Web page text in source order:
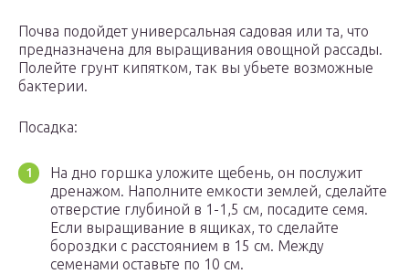
Почва подойдет универсальная садовая или та, что
предназначена для выращивания овощной рассады.
Полейте грунт кипятком, так вы убьете возможные
бактерии.
Посадка:
На дно горшка уложите щебень, он послужит
дренажом. Наполните емкости землей, сделайте
отверстие глубиной в 1-1,5 см, посадите семя.
Если выращивание в ящиках, то сделайте
бороздки с расстоянием в 15 см. Между
семенами оставьте по 10 см.